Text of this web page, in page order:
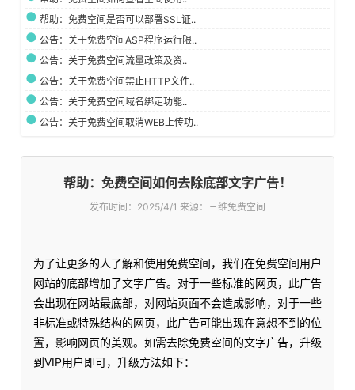
帮助：免费空间是否可以部署SSL证..
公告：关于免费空间ASP程序运行限..
公告：关于免费空间流量政策及资..
公告：关于免费空间禁止HTTP文件..
公告：关于免费空间域名绑定功能..
公告：关于免费空间取消WEB上传功..
帮助：免费空间如何去除底部文字广告！
发布时间： 2025/4/1 来源：三维免费空间
为了让更多的人了解和使用免费空间，我们在免费空间用户
网站的底部增加了文字广告。对于一些标准的网页，此广告
会出现在网站最底部，对网站页面不会造成影响，对于一些
非标准或特殊结构的网页，此广告可能出现在意想不到的位
置，影响网页的美观。如需去除免费空间的文字广告，升级
到VIP用户即可，升级方法如下：